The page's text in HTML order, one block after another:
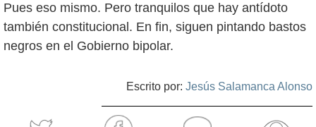
Pues eso mismo. Pero tranquilos que hay antídoto
también constitucional. En fin, siguen pintando bastos
negros en el Gobierno bipolar.
Escrito por: Jesús Salamanca Alonso